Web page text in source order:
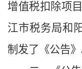
增值税扣除项
江市税务局和
制发了《公告》